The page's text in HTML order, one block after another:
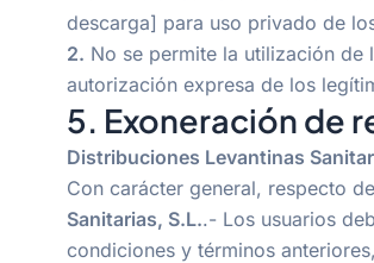
descarga] para uso privado de
2. No se permite la utilización
autorización expresa de los
5. Exoneración de
Distribuciones Levantinas
Con carácter general, respecto
Sanitarias, S.L..- Los usuarios
condiciones y términos